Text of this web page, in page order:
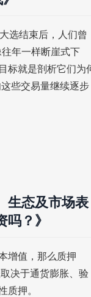
选结束后，人们曾
年一样断崖式下
标就是剖析它们为
些交易量继续逐步
生态及市场表
？》
增值，那么质押
决于通货膨胀、验
质押。